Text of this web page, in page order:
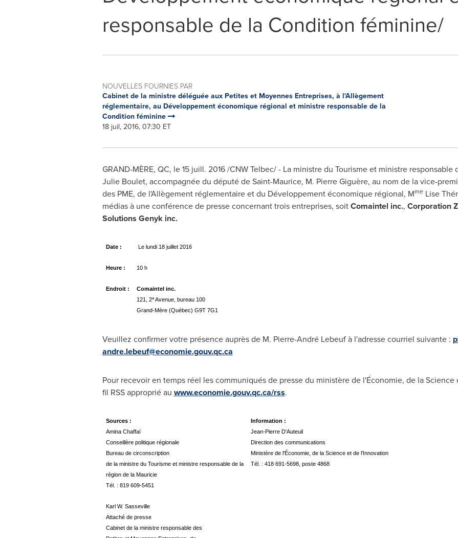
responsable de la Condition féminine/
NOUVELLES FOURNIES PAR
Cabinet de la ministre déléguée aux Petites et Moyennes Entreprises, à l'Allègement
réglementaire, au Développement économique régional et ministre responsable de la
Condition féminine
18 juil, 2016, 07:30 ET
GRAND-MÈRE, QC, le 15 juill. 2016 /CNW Telbec/ - La ministre du Tourisme et ministre
Julie Boulet, accompagnée du député deSaint-Maurice, M. Pierre Giguère, au nom de la vice-
des PME, de l'Allègement réglementaire et du Développement économique régional, MmeLise
médias à une conférence de presse concernant trois entreprises, soitComaintel inc., Corporation
Solutions Genyk inc.
Date : Le lundi 18 juillet 2016
Heure : 10 h
Endroit :
Comaintel inc.
121, 2eAvenue, bureau 100
Grand-Mère (Québec) G9T 7G1
Veuillez confirmer votre présence auprès de M. Pierre-André Lebeuf à l'adresse courriel suivante :
andre.lebeuf@economie.gouv.qc.ca
Pour recevoir en temps réel les communiqués de presse du ministère de l'Économie, de la
fil RSS approprié au www.economie.gouv.qc.ca/rss.
Sources :
Information :
Amina Chaffaï
Conseillère politique régionale
Bureau de circonscription
de la ministre du Tourisme et ministre responsable de la
région de la Mauricie
Tél. : 819 609-5451
Jean-Pierre D'Auteuil
Direction des communications
Ministère de l'Économie, de la Science et de l'Innovation
Tél. : 418 691-5698, poste 4868
Karl W. Sasseville
Attaché de presse
Cabinet de la ministre responsable des